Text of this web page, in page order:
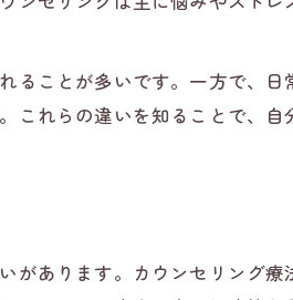
ることが多いです。一方で、日
これらの違いを知ることで、自
があります。カウンセリング療